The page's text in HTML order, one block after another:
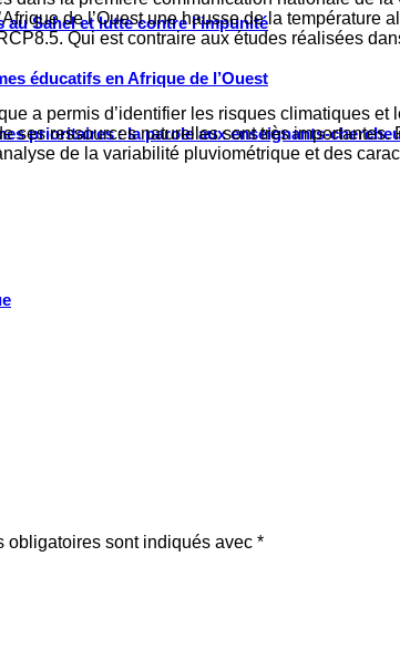
Sahel et lutte contre l’impunité
éducatifs en Afrique de l’Ouest
prioritaires : la parole aux enseignants-
de l’Ouest une hausse de la température
Qui est contraire aux études réalisées
a permis d’identifier les risques climatiques
ses ressources naturelles sont très
de la variabilité pluviométrique et des
obligatoires sont indiqués avec *